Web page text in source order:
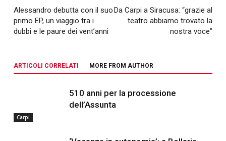
Alessandro debutta con il suo
primo EP, un viaggio tra i
dubbi e le paure dei vent’anni
Da Carpi a Siracusa: “grazie al
teatro abbiamo trovato la
nostra voce”
ARTICOLI CORRELATI MORE FROM AUTHOR
Carpi
510 anni per la processione
dell’Assunta